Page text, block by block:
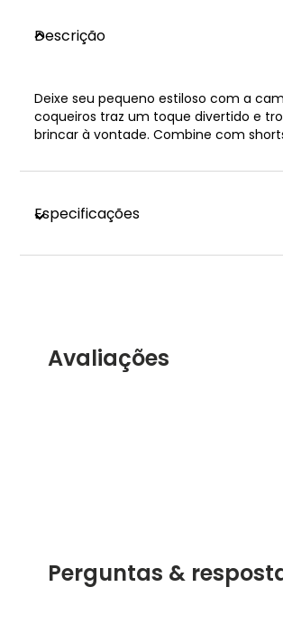
Descrição
Deixe seu pequeno estiloso com a
coqueiros traz um toque divertido e
brincar à vontade. Combine com
Especificações
Avaliações
Perguntas &